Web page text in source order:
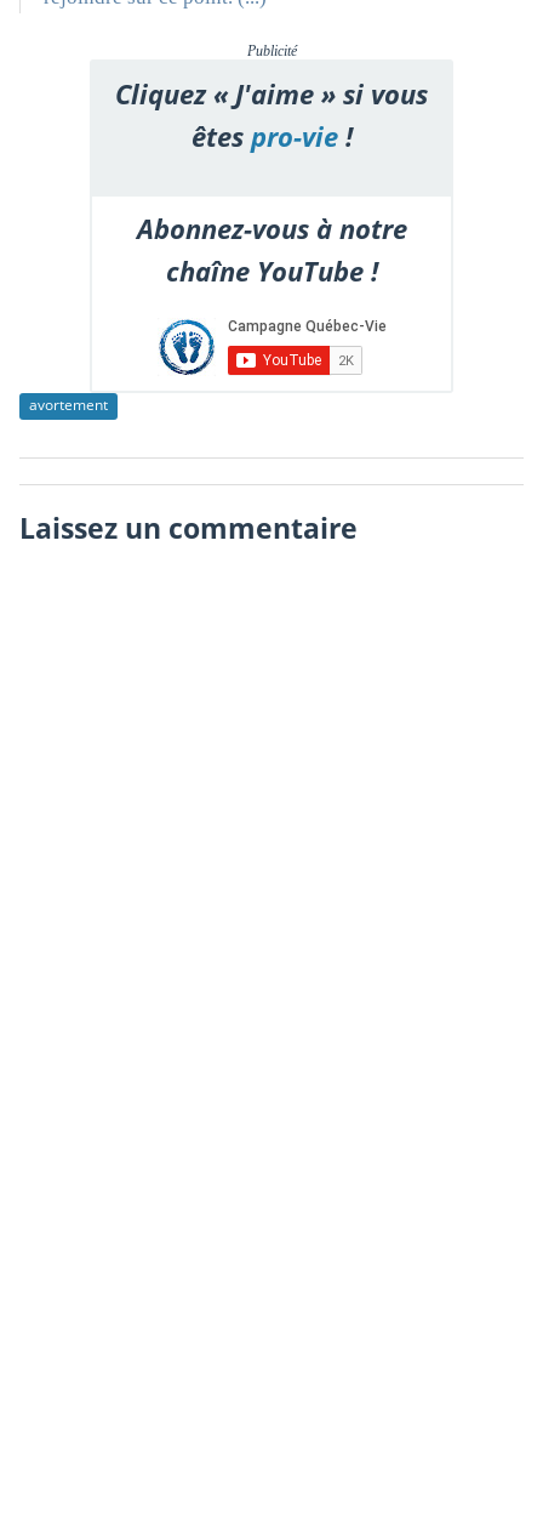
Publicité
Cliquez « J'aime » si vous
êtespro-vie!
Abonnez-vous à notre
chaîne YouTube !
avortement
Laissez un commentaire